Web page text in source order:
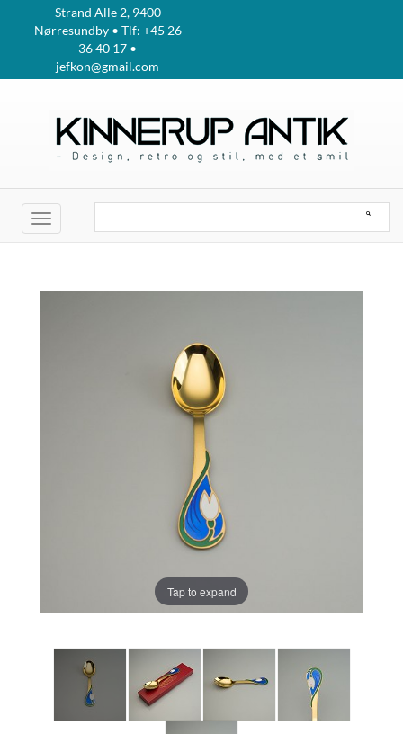
Strand Alle 2, 9400
Nørresundby • Tlf: +45 26
36 40 17 •
jefkon@gmail.com
Toggle
navigation
Tap to expand